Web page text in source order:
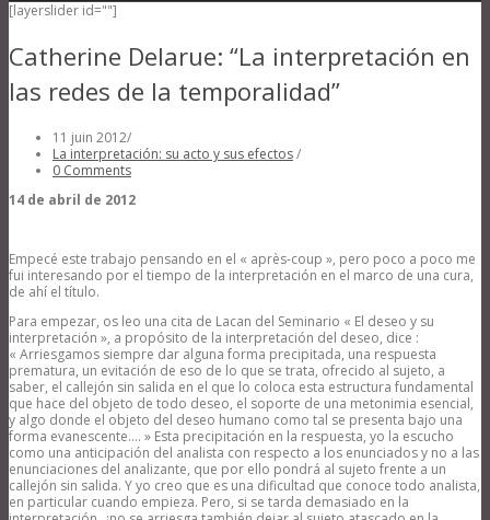
[layerslider id=""]
Catherine Delarue: “La interpretación en
las redes de la temporalidad”
11 juin 2012/
La interpretación: su acto y sus efectos/
0 Comments
14 de abril de 2012
Empecé este trabajo pensando en el « après-coup », pero poco a poco me
fui interesando por el tiempo de la interpretación en el marco de una cura,
de ahí el título.
Para empezar, os leo una cita de Lacan del Seminario « El deseo y su
interpretación », a propósito de la interpretación del deseo, dice :
« Arriesgamos siempre dar alguna forma precipitada, una respuesta
prematura, un evitación de eso de lo que se trata, ofrecido al sujeto, a
saber, el callejón sin salida en el que lo coloca esta estructura fundamental
que hace del objeto de todo deseo, el soporte de una metonimia esencial,
y algo donde el objeto del deseo humano como tal se presenta bajo una
forma evanescente…. » Esta precipitación en la respuesta, yo la escucho
como una anticipación del analista con respecto a los enunciados y no a las
enunciaciones del analizante, que por ello pondrá al sujeto frente a un
callejón sin salida. Y yo creo que es una dificultad que conoce todo analista,
en particular cuando empieza. Pero, si se tarda demasiado en la